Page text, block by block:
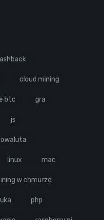
cloud mining
btc gra
js
linux mac
w chmurze
php